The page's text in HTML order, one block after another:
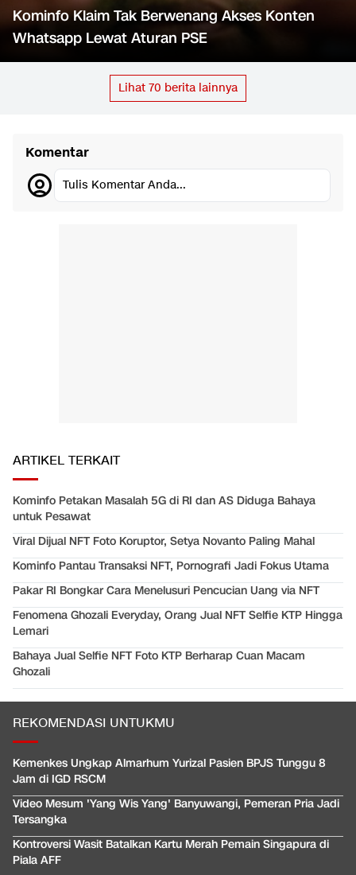
Kominfo Klaim Tak Berwenang Akses Konten
Whatsapp Lewat Aturan PSE
Lihat 70 berita lainnya
Komentar
Tulis Komentar Anda...
ARTIKEL TERKAIT
Kominfo Petakan Masalah 5G di RI dan AS Diduga Bahaya
untuk Pesawat
Viral Dijual NFT Foto Koruptor, Setya Novanto Paling Mahal
Kominfo Pantau Transaksi NFT, Pornografi Jadi Fokus Utama
Pakar RI Bongkar Cara Menelusuri Pencucian Uang via NFT
Fenomena Ghozali Everyday, Orang Jual NFT Selfie KTP Hingga
Lemari
Bahaya Jual Selfie NFT Foto KTP Berharap Cuan Macam
Ghozali
REKOMENDASI UNTUKMU
Kemenkes Ungkap Almarhum Yurizal Pasien BPJS Tunggu 8
Jam di IGD RSCM
Video Mesum 'Yang Wis Yang' Banyuwangi, Pemeran Pria Jadi
Tersangka
Kontroversi Wasit Batalkan Kartu Merah Pemain Singapura di
Piala AFF